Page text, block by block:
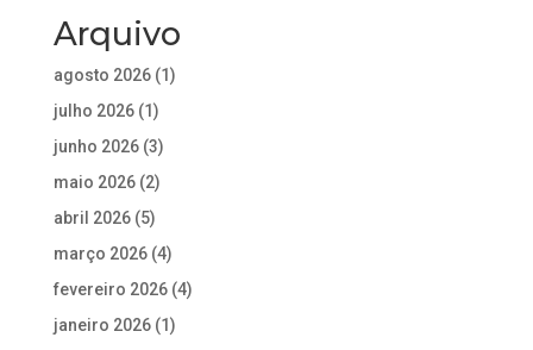
Arquivo
agosto 2026(1)
julho 2026(1)
junho 2026(3)
maio 2026(2)
abril 2026(5)
março 2026(4)
fevereiro 2026(4)
janeiro 2026(1)